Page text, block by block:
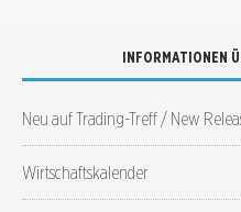
INFORMATIONEN
Neu auf Trading-Treff / New
Wirtschaftskalender